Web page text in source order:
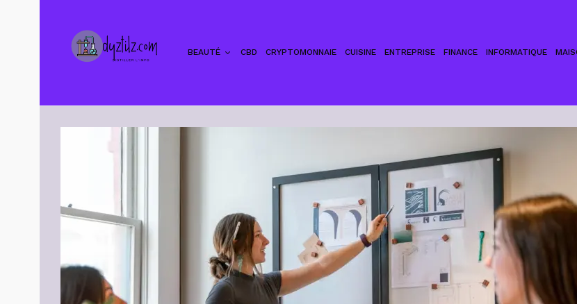
BEAUTÉ CBD CRYPTOMONNAIE CUISINE ENTREPRISE FINANCE INFORMATIQUE